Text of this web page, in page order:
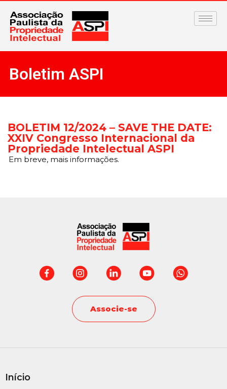
Boletim ASPI
BOLETIM 12/2024 – SAVE THE DATE:
XXIV Congresso Internacional da
Propriedade Intelectual ASPI
Em breve, mais informações.
Associe-se
Início